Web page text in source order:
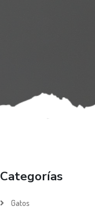
Categorías
Gatos